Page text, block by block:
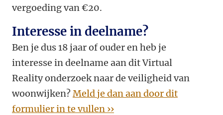
vergoeding van €20.
Interesse in deelname?
Ben je dus 18 jaar of ouder en heb je
interesse in deelname aan dit Virtual
Reality onderzoek naar de veiligheid van
woonwijken? Meld je dan aan door dit
formulier in te vullen ››